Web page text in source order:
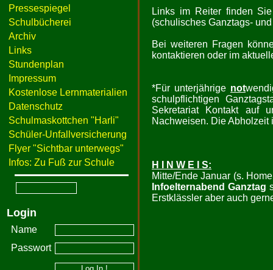
Pressespiegel
Schulbücherei
Archiv
Links
Stundenplan
Impressum
Kostenlose Lernmaterialien
Datenschutz
Schulmaskottchen "Harli"
Schüler-Unfallversicherung
Flyer "Sichtbar unterwegs"
Infos: Zu Fuß zur Schule
Login
Name
Passwort
Links im Reiter finden
(schulisches Ganztags-
Bei weiteren Fragen
kontaktieren oder im
*Für unterjährige not
schulpflichtigen
Sekretariat Kontakt auf
Nachweisen. Die Abholzeit
H I N W E I S:
Mitte/Ende Januar (s.
Infoelternabend Ganztag
Erstklässler aber auch